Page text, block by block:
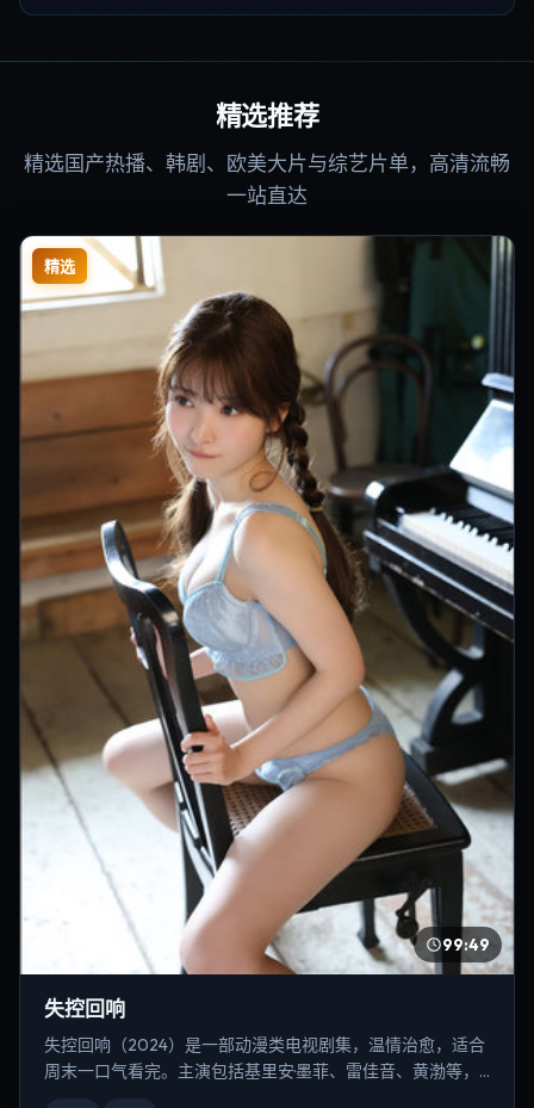
精选推荐
精选国产热播、韩剧、欧美大片与综艺片单，高清流畅
一站直达
精选
99:49
失控回响
失控回响（2024）是一部动漫类电视剧集，温情治愈，适合
周末一口气看完。主演包括基里安·墨菲、雷佳音、黄渤等，